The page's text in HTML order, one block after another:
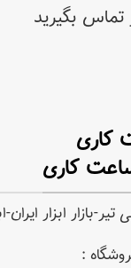
تماس بگیرید
بازار ابزار
: